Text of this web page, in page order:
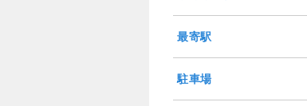
最寄駅
駐車場